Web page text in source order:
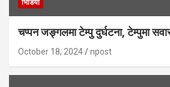
भिडियाे
चप्पन जङ्गलमा टेम्पु दुर्घटना, टेम्पुमा
October 18, 2024 npost